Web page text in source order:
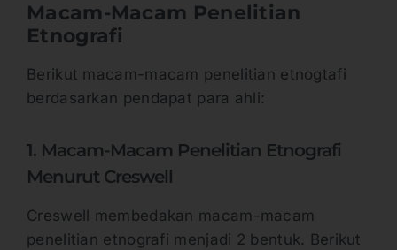
Macam-Macam Penelitian
Etnografi
Berikut macam-macam penelitian etnogtafi
berdasarkan pendapat para ahli:
1. Macam-Macam Penelitian Etnografi
Menurut Creswell
Creswell membedakan macam-macam
penelitian etnografi menjadi 2 bentuk. Berikut